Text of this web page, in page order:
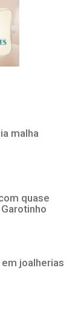
malha
quase
joalherias